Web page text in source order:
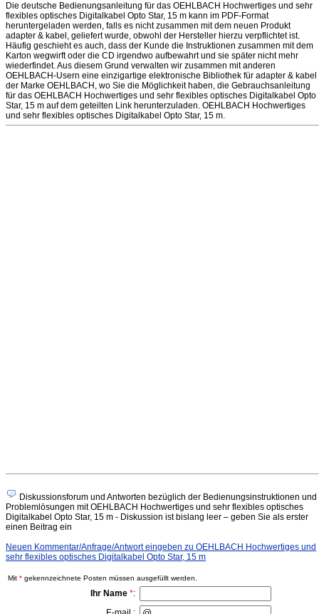
Die deutsche Bedienungsanleitung für das OEHLBACH Hochwertiges und sehr
flexibles optisches Digitalkabel Opto Star, 15 m kann im PDF-Format
heruntergeladen werden, falls es nicht zusammen mit dem neuen Produkt
adapter & kabel, geliefert wurde, obwohl der Hersteller hierzu verpflichtet ist.
Häufig geschieht es auch, dass der Kunde die Instruktionen zusammen mit dem
Karton wegwirft oder die CD irgendwo aufbewahrt und sie später nicht mehr
wiederfindet. Aus diesem Grund verwalten wir zusammen mit anderen
OEHLBACH-Usern eine einzigartige elektronische Bibliothek für adapter & kabel
der Marke OEHLBACH, wo Sie die Möglichkeit haben, die Gebrauchsanleitung
für das OEHLBACH Hochwertiges und sehr flexibles optisches Digitalkabel Opto
Star, 15 m auf dem geteilten Link herunterzuladen. OEHLBACH Hochwertiges
und sehr flexibles optisches Digitalkabel Opto Star, 15 m.
Diskussionsforum und Antworten bezüglich der Bedienungsinstruktionen und
Problemlösungen mit OEHLBACH Hochwertiges und sehr flexibles optisches
Digitalkabel Opto Star, 15 m - Diskussion ist bislang leer – geben Sie als erster
einen Beitrag ein
Neuen Kommentar/Anfrage/Antwort eingeben zu OEHLBACH Hochwertiges und
sehr flexibles optisches Digitalkabel Opto Star, 15 m
Mit * gekennzeichnete Posten müssen ausgefüllt werden.
Ihr Name *: